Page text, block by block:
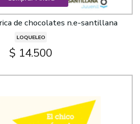
de chocolates n.e-santillana
LOQUELEO
$ 14.500